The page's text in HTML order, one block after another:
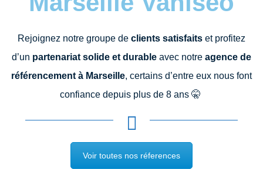
Rejoignez notre groupe de clients satisfaits et profitez
d’un partenariat solide et durable avec notre agence de
référencement à Marseille, certains d’entre eux nous font
confiance depuis plus de 8 ans 🤫
Voir toutes nos réferences